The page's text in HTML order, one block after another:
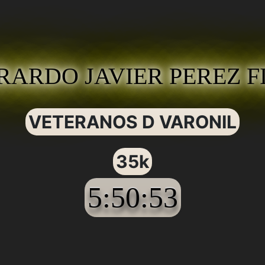
JAVIER PEREZ
VETERANOS D VARONIL
35k
5:50:53